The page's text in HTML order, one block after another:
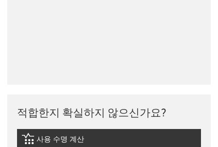
적합한지 확실하지 않으신가요?
igus-icon-lebensdauerrechner
사용 수명 계산